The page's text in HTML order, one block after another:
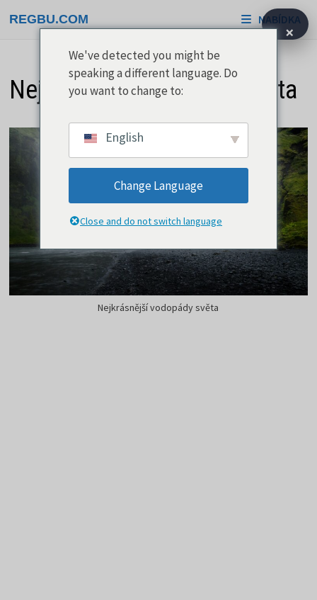
na
REGBU.COM NABÍDKA
Nejkrásnější vodopády světa
Nejkrásnější vodopády světa
×
We've detected you might be
speaking a different language. Do
you want to change to:
English
Change Language
Close and do not switch language